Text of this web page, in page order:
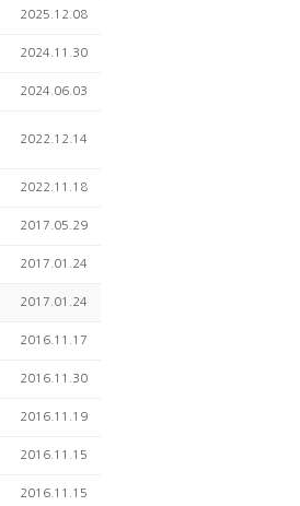
2025.12.08
2024.11.30
2024.06.03
2022.12.14
2022.11.18
2017.05.29
2017.01.24
2017.01.24
2016.11.17
2016.11.30
2016.11.19
2016.11.15
2016.11.15